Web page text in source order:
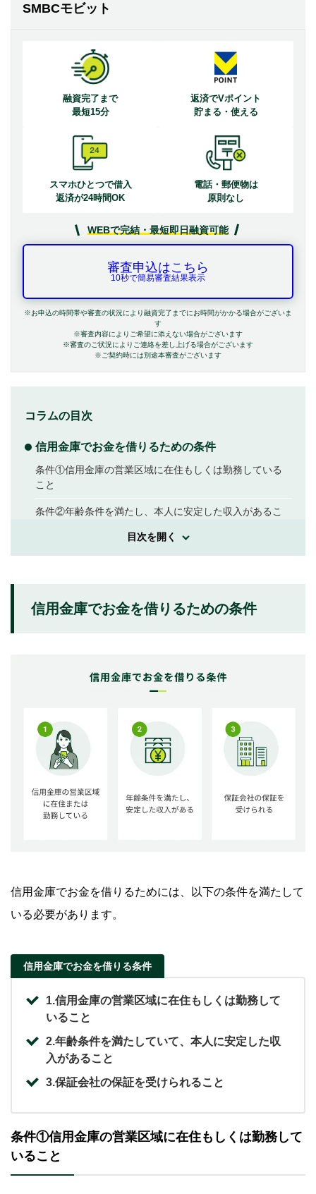
SMBCモビット
融資完了まで
最短15分
返済でVポイント
貯まる・使える
スマホひとつで借入
返済が24時間OK
電話・郵便物は
原則なし
WEBで完結・最短即日融資可能
審査申込はこちら
10秒で簡易審査結果表示
※お申込の時間帯や審査の状況により融資完了までにお時間がかかる場合がございま
す
※審査内容によりご希望に添えない場合がございます
※審査のご状況によりご連絡を差し上げる場合がございます
※ご契約時には別途本審査がございます
コラムの目次
信用金庫でお金を借りるための条件
条件①信用金庫の営業区域に在住もしくは勤務している
こと
条件②年齢条件を満たし、本人に安定した収入があるこ
①申込をする信用金庫を選択して申込をする
信用金庫のメリット
信用金庫のデメリット
信用金庫以外の借入方法とメリット
銀行カードローン
Q.どこからお金を借りるのが一番良いですか？
Q.今後、転勤の可能性がありますが、信用金庫からお金
を借りることはできますか？
信用金庫以外からの借入ならSMBCモビットをご
検討ください
目次を開く
信用金庫でお金を借りるための条件
信用金庫でお金を借りるためには、以下の条件を満たして
いる必要があります。
信用金庫でお金を借りる条件
1.信用金庫の営業区域に在住もしくは勤務して
いること
2.年齢条件を満たしていて、本人に安定した収
入があること
3.保証会社の保証を受けられること
条件①信用金庫の営業区域に在住もしくは勤務して
いること